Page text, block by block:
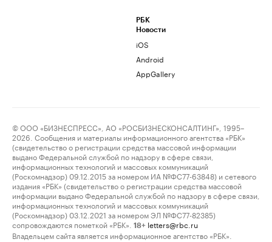
РБК
Новости
iOS
Android
AppGallery
© ООО «БИЗНЕСПРЕСС», АО «РОСБИЗНЕСКОНСАЛТИНГ», 1995–
2026. Сообщения и материалы информационного агентства «РБК»
(свидетельство о регистрации средства массовой информации
выдано Федеральной службой по надзору в сфере связи,
информационных технологий и массовых коммуникаций
(Роскомнадзор) 09.12.2015 за номером ИА №ФС77-63848) и сетевого
издания «РБК» (свидетельство о регистрации средства массовой
информации выдано Федеральной службой по надзору в сфере связи,
информационных технологий и массовых коммуникаций
(Роскомнадзор) 03.12.2021 за номером ЭЛ №ФС77-82385)
сопровождаются пометкой «РБК».
18+ letters@rbc.ru
Владельцем сайта является информационное агентство «РБК».